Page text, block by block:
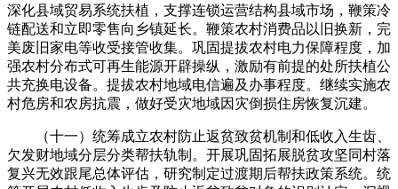
深化县域贸易系统扶植，支撑连锁运营结构县域市场，鞭策冷
链配送和立即零售向乡镇延长。鞭策农村消费品以旧换新，完
美废旧家电等收受接管收集。巩固提拔农村电力保障程度，加
强农村分布式可再生能源开辟操纵，激励有前提的处所扶植公
共充换电设备。提拔农村地域电信遍及办事程度。继续实施农
村危房和农房抗震，做好受灾地域因灾倒损住房恢复沉建。
（十一）统筹成立农村防止返贫致贫机制和低收入生齿、
欠发财地域分层分类帮扶轨制。开展巩固拓展脱贫攻坚同村落
复兴无效跟尾总体评估，研究制定过渡期后帮扶政策系统。统